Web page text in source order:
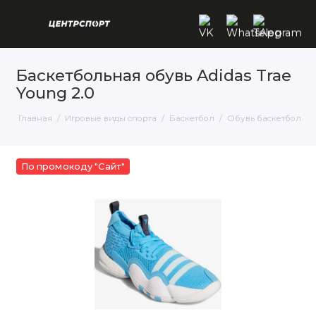
Баскетбольная обувь Adidas Trae
Young 2.0
Главная Игровые виды спорта Баскетбол Обувь
По промокоду "Сайт"